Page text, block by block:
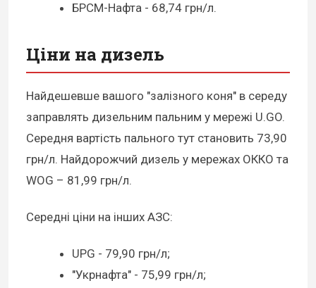
БРСМ-Нафта - 68,74 грн/л.
Ціни на дизель
Найдешевше вашого "залізного коня" в середу
заправлять дизельним пальним у мережі U.GO.
Середня вартість пального тут становить 73,90
грн/л. Найдорожчий дизель у мережах ОККО та
WOG – 81,99 грн/л.
Середні ціни на інших АЗС:
UPG - 79,90 грн/л;
"Укрнафта" - 75,99 грн/л;